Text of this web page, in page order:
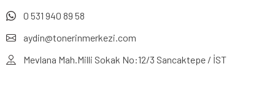
0 531 940 89 58
aydin@tonerinmerkezi.com
Mevlana Mah.Milli Sokak No:12/3 Sancaktepe / İST